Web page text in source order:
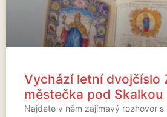
Vychází letní dvojčíslo
městečka pod Skalkou
Najdete v něm zajímavý rozhovor